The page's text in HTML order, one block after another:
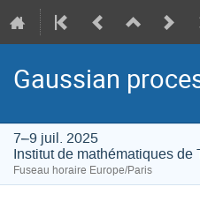
Gaussian
7–9 juil. 2025
Institut de mathématiques de
Fuseau horaire Europe/Paris